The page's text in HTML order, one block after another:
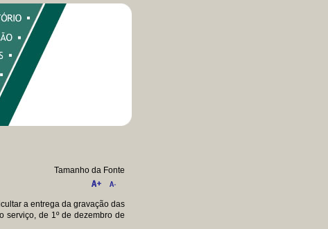
Tamanho da Fonte
a entrega da gravação das
serviço, de 1º de dezembro de